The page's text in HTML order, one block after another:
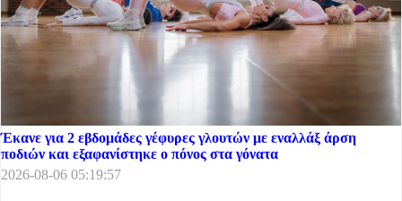
Έκανε για 2 εβδομάδες γέφυρες γλουτών με εναλλάξ άρση
ποδιών και εξαφανίστηκε ο πόνος στα γόνατα
2026-08-06 05:19:57